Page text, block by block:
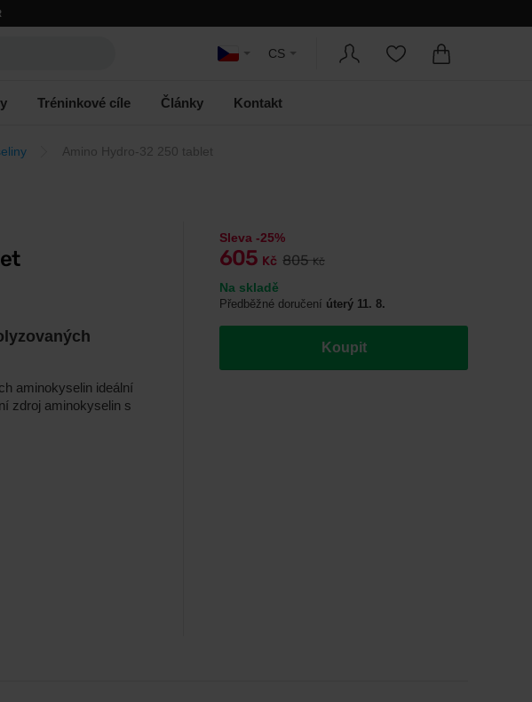
CS
Tréninkové cíle Články Kontakt
Amino Hydro-32 250 tablet
aminokyselin ideální
zdroj aminokyselin s
Sleva -25%
605 Kč 805Kč
Na skladě
Předběžné doručení úterý 11. 8.
Koupit